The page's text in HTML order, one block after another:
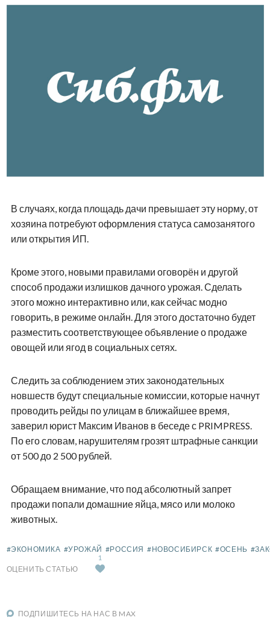
В случаях, когда площадь дачи превышает эту норму, от
хозяина потребуют оформления статуса самозанятого
или открытия ИП.
Кроме этого, новыми правилами оговорён и другой
способ продажи излишков дачного урожая. Сделать
этого можно интерактивно или, как сейчас модно
говорить, в режиме онлайн. Для этого достаточно будет
разместить соответствующее объявление о продаже
овощей или ягод в социальных сетях.
Следить за соблюдением этих законодательных
новшеств будут специальные комиссии, которые начнут
проводить рейды по улицам в ближайшее время,
заверил юрист Максим Иванов в беседе с PRIMPRESS.
По его словам, нарушителям грозят штрафные санкции
от 500 до 2 500 рублей.
Обращаем внимание, что под абсолютный запрет
продажи попали домашние яйца, мясо или молоко
животных.
#ЭКОНОМИКА #УРОЖАЙ #РОССИЯ #НОВОСИБИРСК #ОСЕНЬ
ОЦЕНИТЬ СТАТЬЮ
1
ПОДПИШИТЕСЬ НА НАС В MAX